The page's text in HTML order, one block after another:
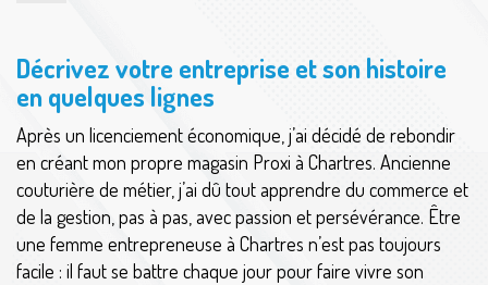
Décrivez votre entreprise et son histoire
en quelques lignes
Après un licenciement économique, j’ai décidé de rebondir
en créant mon propre magasin Proxi à Chartres. Ancienne
couturière de métier, j’ai dû tout apprendre du commerce et
de la gestion, pas à pas, avec passion et persévérance. Être
une femme entrepreneuse à Chartres n’est pas toujours
facile : il faut se battre chaque jour pour faire vivre son